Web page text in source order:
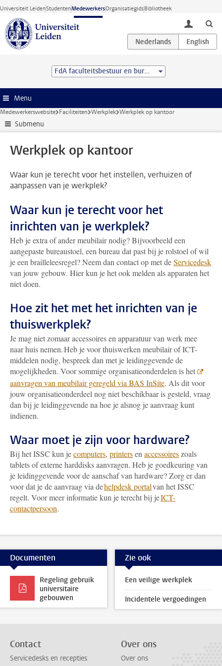
Ga direct naar de inhoud
Universiteit LeidenStudentenMedewerkersOrganisatiegidsBibliotheek
toggle
FdA faculteitsbestuur en bureau
Menu
Medewerkerswebsite Faciliteiten Werkplek Werkplek op kantoor
Submenu
Werkplek op kantoor
Waar kun je terecht voor het instellen, verhuizen of
aanpassen van je werkplek?
Waar kun je terecht voor het
inrichten van je werkplek?
Heb je extra of ander meubilair nodig? Bijvoorbeeld een
aangepaste bureaustoel, een bureau dat past bij je rolstoel of wil
je een brailleleesregel? Neem dan contact op met deServicedesk
van jouw gebouw. Hier kun je het ook melden als apparaten het
niet doen.
Hoe zit het met het inrichten van je
thuiswerkplek?
Je mag niet zomaar accessoires en apparatuur van werk mee
naar huis nemen. Heb je voor thuiswerken meubilair of ICT-
middelen nodig, bespreek dan met je leidinggevende de
mogelijkheden. Voor sommige organisatieonderdelen is het
aanvragen van meubilair geregeld via BAS InSite. Als dit voor
jouw organisatieonderdeel nog niet beschikbaar is gesteld, vraag
dan bij je leidinggevende na hoe je alsnog je aanvraag kunt
indienen.
Waar moet je zijn voor hardware?
Bij het ISSC kun jecomputers, printersen accessoireszoals
tablets of externe harddisks aanvragen. Heb je goedkeuring van
je leidinggevende voor de aanschaf van hardware? Zorg er dan
voor dat je de aanvraag via dehelpdesk portalvan het ISSC
regelt. Voor meer informatie kun je terecht bij jeICT-
contactpersoon.
Documenten
Regeling gebruik
universitaire
gebouwen
Zie ook
Een veilige werkplek
Incidentele vergoedingen
Contact
Servicedesks en recepties
Over ons
Over ons